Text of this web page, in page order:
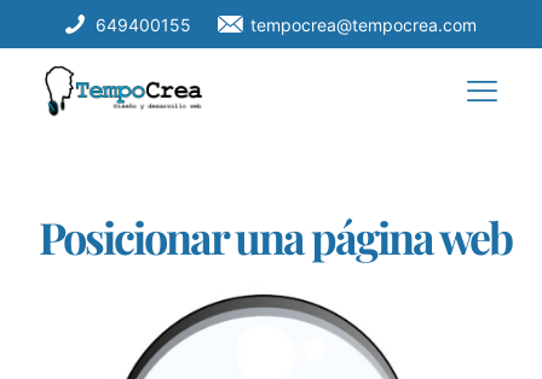
649400155 tempocrea@tempocrea.com
Posicionar una página web